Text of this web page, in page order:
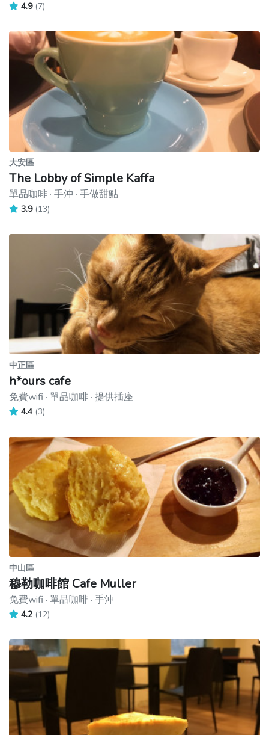
4.9 (7)
大安區
The Lobby of Simple Kaffa
單品咖啡 · 手沖 · 手做甜點
3.9 (13)
中正區
h*ours cafe
免費wifi · 單品咖啡 · 提供插座
4.4 (3)
中山區
穆勒咖啡館 Cafe Muller
免費wifi · 單品咖啡 · 手沖
4.2 (12)